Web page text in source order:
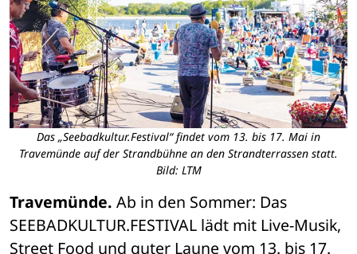
Das „Seebadkultur.Festival“ findet vom 13. bis 17. Mai in
Travemünde auf der Strandbühne an den Strandterrassen statt.
Bild: LTM
Travemünde. Ab in den Sommer: Das
SEEBADKULTUR.FESTIVAL lädt mit Live-Musik,
Street Food und guter Laune vom 13. bis 17.